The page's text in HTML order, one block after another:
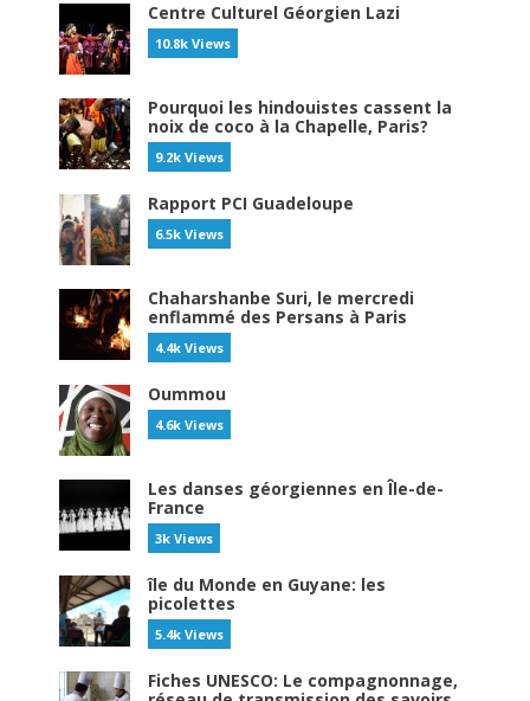
Centre Culturel Géorgien Lazi
10.8k Views
Pourquoi les hindouistes cassent la
noix de coco à la Chapelle, Paris?
9.2k Views
Rapport PCI Guadeloupe
6.5k Views
Chaharshanbe Suri, le mercredi
enflammé des Persans à Paris
4.4k Views
Oummou
4.6k Views
Les danses géorgiennes en Île-de-
France
3k Views
île du Monde en Guyane: les
picolettes
5.4k Views
Fiches UNESCO: Le compagnonnage,